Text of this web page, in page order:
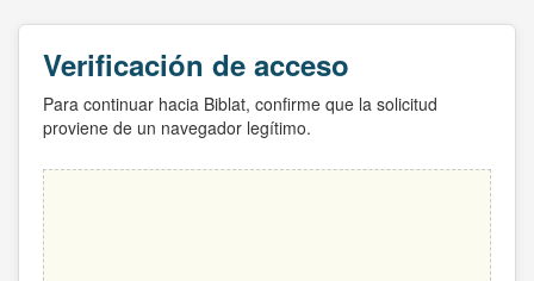
Verificación de acceso
Para continuar hacia Biblat, confirme que la solicitud
proviene de un navegador legítimo.